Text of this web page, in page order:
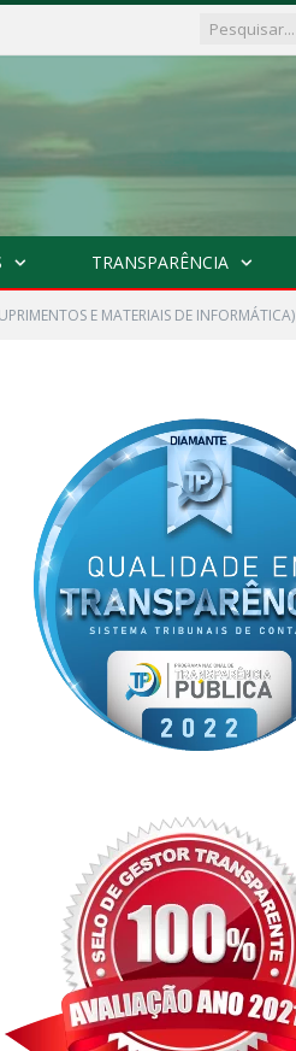
TRANSPARÊNCIA
E MATERIAIS DE INFORMÁTICA)